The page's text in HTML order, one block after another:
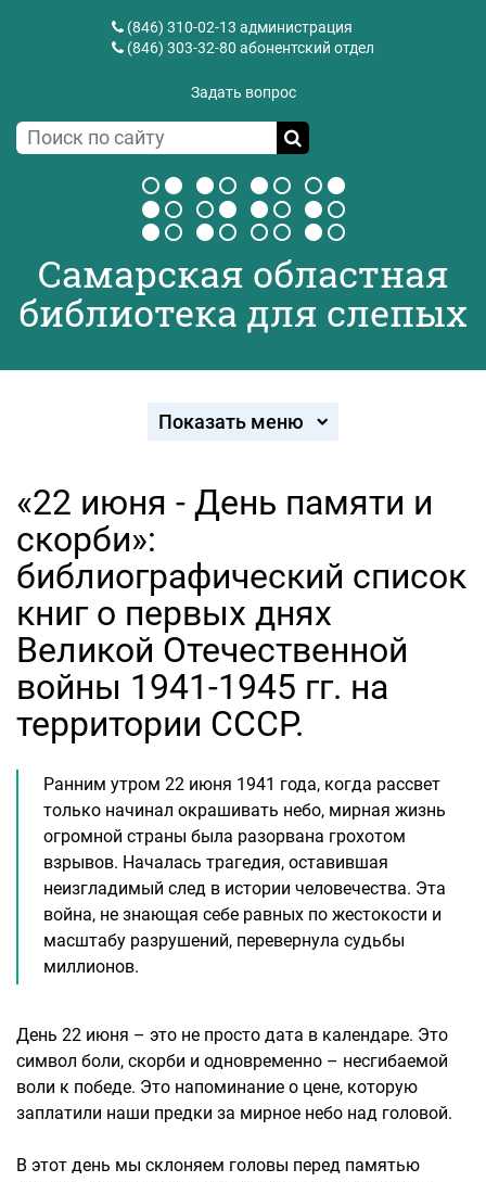
(846) 310-02-13 администрация
(846) 303-32-80 абонентский отдел
Задать вопрос
Самарская областная
библиотека для слепых
Показать меню
«22 июня - День памяти и
скорби»:
библиографический список
книг о первых днях
Великой Отечественной
войны 1941-1945 гг. на
территории СССР.
Ранним утром 22 июня 1941 года, когда рассвет
только начинал окрашивать небо, мирная жизнь
огромной страны была разорвана грохотом
взрывов. Началась трагедия, оставившая
неизгладимый след в истории человечества. Эта
война, не знающая себе равных по жестокости и
масштабу разрушений, перевернула судьбы
миллионов.
День 22 июня – это не просто дата в календаре. Это
символ боли, скорби и одновременно – несгибаемой
воли к победе. Это напоминание о цене, которую
заплатили наши предки за мирное небо над головой.
В этот день мы склоняем головы перед памятью